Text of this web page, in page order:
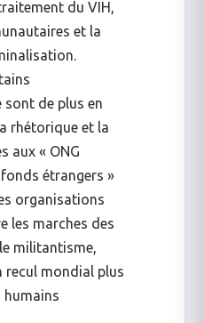
du VIH,
et la
sont de plus en
rhétorique et la
aux « ONG
étrangers »
organisations
les marches des
militantisme,
recul mondial plus
humains